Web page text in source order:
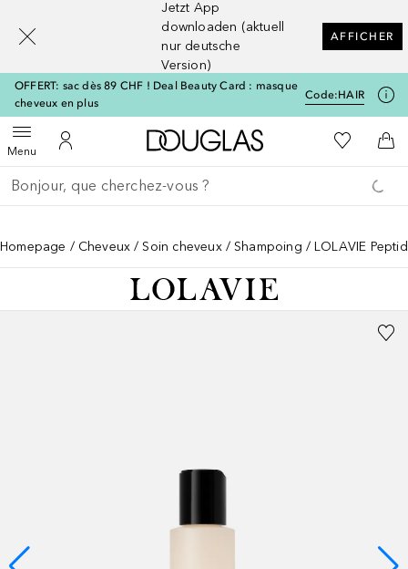
Jetzt App
downloaden (aktuell
nur deutsche
Version)
AFFICHER
OFFERT: sac dès 89 CHF ! Deal Beauty Card : masque
cheveux en plus
Code:HAIR
MenuOuvrir le menuVers Mon Compte
Vers l'accueil Douglas
Vers Ma
Retourner
Exécuter la recherche
Homepage Cheveux Soin cheveux Shampoing LOLAVIE
[navigation.slideout.screenreader]